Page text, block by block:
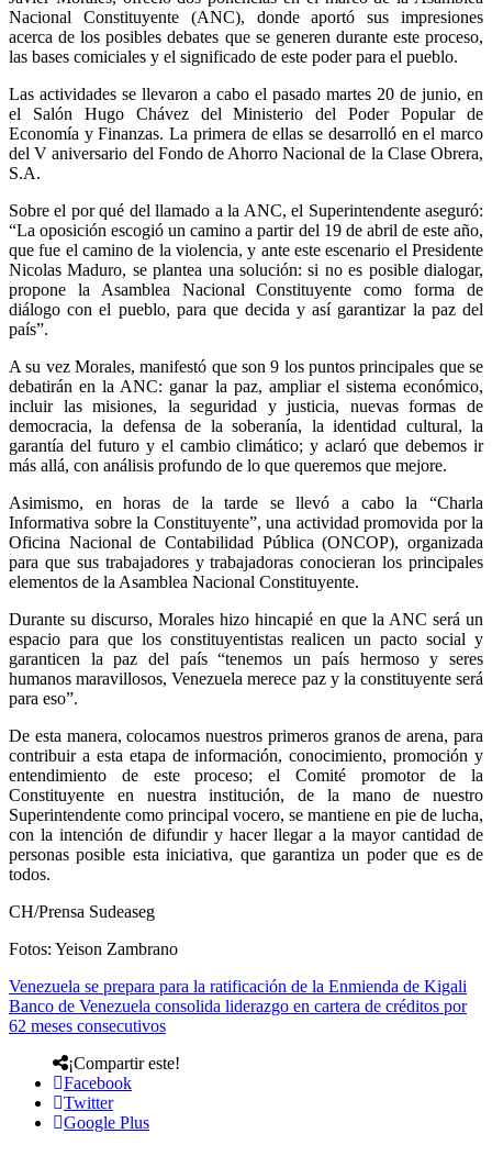
Nacional Constituyente (ANC), donde aportó sus impresiones
acerca de los posibles debates que se generen durante este proceso,
las bases comiciales y el significado de este poder para el pueblo.
Las actividades se llevaron a cabo el pasado martes 20 de junio, en
el Salón Hugo Chávez del Ministerio del Poder Popular de
Economía y Finanzas. La primera de ellas se desarrolló en el marco
del V aniversario del Fondo de Ahorro Nacional de la Clase Obrera,
S.A.
Sobre el por qué del llamado a la ANC, el Superintendente aseguró:
“La oposición escogió un camino a partir del 19 de abril de este año,
que fue el camino de la violencia, y ante este escenario el Presidente
Nicolas Maduro, se plantea una solución: si no es posible dialogar,
propone la Asamblea Nacional Constituyente como forma de
diálogo con el pueblo, para que decida y así garantizar la paz del
país”.
A su vez Morales, manifestó que son 9 los puntos principales que se
debatirán en la ANC: ganar la paz, ampliar el sistema económico,
incluir las misiones, la seguridad y justicia, nuevas formas de
democracia, la defensa de la soberanía, la identidad cultural, la
garantía del futuro y el cambio climático; y aclaró que debemos ir
más allá, con análisis profundo de lo que queremos que mejore.
Asimismo, en horas de la tarde se llevó a cabo la “Charla
Informativa sobre la Constituyente”, una actividad promovida por la
Oficina Nacional de Contabilidad Pública (ONCOP), organizada
para que sus trabajadores y trabajadoras conocieran los principales
elementos de la Asamblea Nacional Constituyente.
Durante su discurso, Morales hizo hincapié en que la ANC será un
espacio para que los constituyentistas realicen un pacto social y
garanticen la paz del país “tenemos un país hermoso y seres
humanos maravillosos, Venezuela merece paz y la constituyente será
para eso”.
De esta manera, colocamos nuestros primeros granos de arena, para
contribuir a esta etapa de información, conocimiento, promoción y
entendimiento de este proceso; el Comité promotor de la
Constituyente en nuestra institución, de la mano de nuestro
Superintendente como principal vocero, se mantiene en pie de lucha,
con la intención de difundir y hacer llegar a la mayor cantidad de
personas posible esta iniciativa, que garantiza un poder que es de
todos.
CH/Prensa Sudeaseg
Fotos: Yeison Zambrano
Venezuela se prepara para la ratificación de la Enmienda de Kigali
Banco de Venezuela consolida liderazgo en cartera de créditos por
62 meses consecutivos
¡Compartir este!
Facebook
Twitter
Google Plus